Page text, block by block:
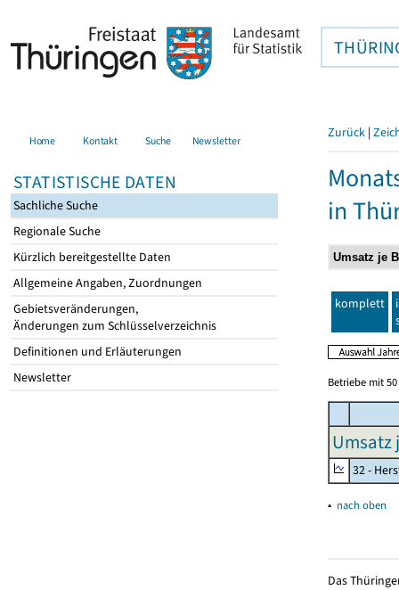
Home Kontakt Suche Newsletter
STATISTISCHE DATEN
Sachliche Suche
Regionale Suche
Kürzlich bereitgestellte Daten
Allgemeine Angaben, Zuordnungen
Gebietsveränderungen,
Änderungen zum Schlüsselverzeichnis
Definitionen und Erläuterungen
Newsletter
Zurück |
in
komplett
Betriebe mit
Umsatz
32 -
▴ nach oben
Das